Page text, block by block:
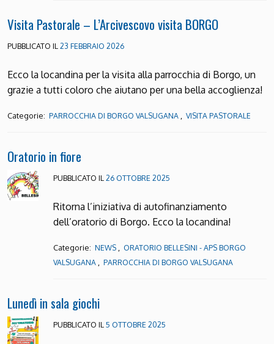
Visita Pastorale – L’Arcivescovo visita BORGO
PUBBLICATO IL 23 FEBBRAIO 2026
Ecco la locandina per la visita alla parrocchia di Borgo, un
grazie a tutti coloro che aiutano per una bella accoglienza!
Categorie: PARROCCHIA DI BORGO VALSUGANA VISITA PASTORALE
Oratorio in fiore
PUBBLICATO IL 26 OTTOBRE 2025
Ritorna l’iniziativa di autofinanziamento
dell’oratorio di Borgo. Ecco la locandina!
Categorie: NEWS
ORATORIO BELLESINI - APS BORGO
VALSUGANA
PARROCCHIA DI BORGO VALSUGANA
Lunedì in sala giochi
PUBBLICATO IL 5 OTTOBRE 2025